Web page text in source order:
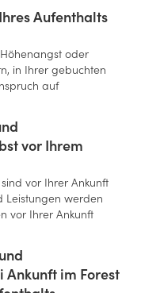
Aufenthalts
oder
in Ihrer gebuchten
auf
vor Ihrem
vor Ihrer Ankunft
Leistungen werden
vor Ihrer Ankunft
Ankunft im Forest